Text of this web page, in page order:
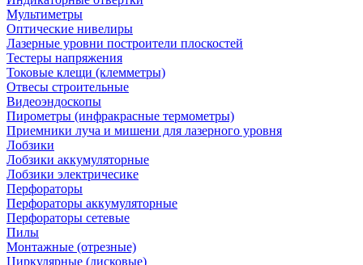
Мультиметры
Оптические нивелиры
Лазерные уровни построители плоскостей
Тестеры напряжения
Токовые клещи (клемметры)
Отвесы строительные
Видеоэндоскопы
Пирометры (инфракрасные термометры)
Приемники луча и мишени для лазерного уровня
Лобзики
Лобзики аккумуляторные
Лобзики электричесике
Перфораторы
Перфораторы аккумуляторные
Перфораторы сетевые
Пилы
Монтажные (отрезные)
Циркулярные (дисковые)